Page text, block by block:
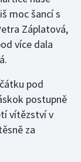
moc šancí s
Záplatová,
více dala
pod
postupně
vítězství v
za